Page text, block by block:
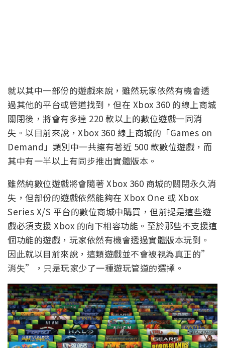
就以其中一部份的遊戲來說，雖然玩家依然有機會透
過其他的平台或管道找到，但在 Xbox 360 的線上商城
關閉後，將會有多達 220 款以上的數位遊戲一同消
失。以目前來說，Xbox 360 線上商城的「Games on
Demand」類別中一共擁有著近 500 款數位遊戲，而
其中有一半以上有同步推出實體版本。
雖然純數位遊戲將會隨著 Xbox 360 商城的關閉永久消
失，但部份的遊戲依然能夠在 Xbox One 或 Xbox
Series X/S 平台的數位商城中購買，但前提是這些遊
戲必須支援 Xbox 的向下相容功能。至於那些不支援這
個功能的遊戲，玩家依然有機會透過實體版本玩到。
因此就以目前來說，這類遊戲並不會被視為真正的”
消失”，只是玩家少了一種遊玩管道的選擇。